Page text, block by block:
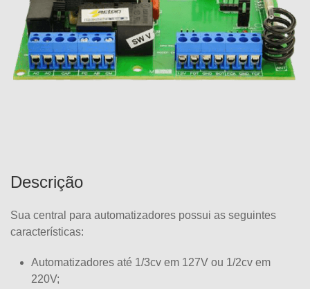
Descrição
Sua central para automatizadores possui as seguintes
características:
Automatizadores até 1/3cv em 127V ou 1/2cv em
220V;